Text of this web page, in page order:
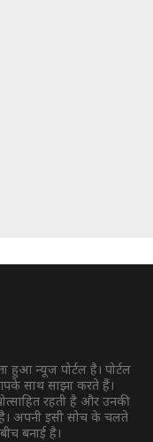
हुआ न्यूज पोर्टल है। पोर्टल
साथ साझा करते हैं।
रहती है और उनकी
अपनी इसी सोच के चलते
बनाई है।